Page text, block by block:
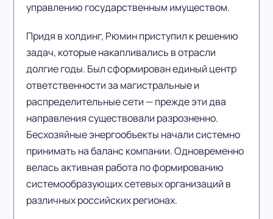
управлению государственным имуществом.
Придя в холдинг, Рюмин приступил к решению
задач, которые накапливались в отрасли
долгие годы. Был сформирован единый центр
ответственности за магистральные и
распределительные сети — прежде эти два
направления существовали разрозненно.
Бесхозяйные энергообъекты начали системно
принимать на баланс компании. Одновременно
велась активная работа по формированию
системообразующих сетевых организаций в
различных российских регионах.